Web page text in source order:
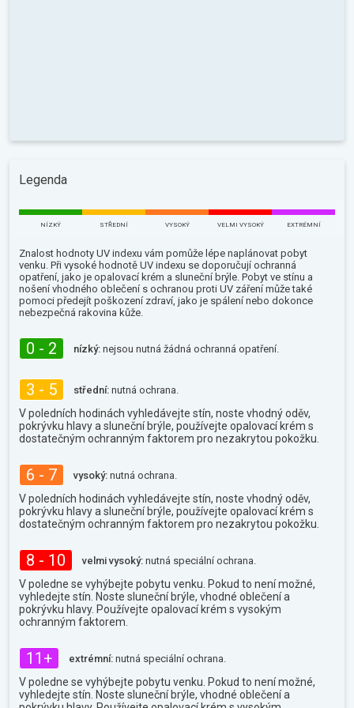
Legenda
NÍZKÝ STŘEDNÍ VYSOKÝ VELMI VYSOKÝ EXTRÉMNÍ
Znalost hodnoty UV indexu vám pomůže lépe naplánovat pobyt
venku. Při vysoké hodnotě UV indexu se doporučují ochranná
opatření, jako je opalovací krém a sluneční brýle. Pobyt ve stínu a
nošení vhodného oblečení s ochranou proti UV záření může také
pomoci předejít poškození zdraví, jako je spálení nebo dokonce
nebezpečná rakovina kůže.
0 - 2 nízký: nejsou nutná žádná ochranná opatření.
3 - 5 střední: nutná ochrana.
V poledních hodinách vyhledávejte stín, noste vhodný oděv,
pokrývku hlavy a sluneční brýle, používejte opalovací krém s
dostatečným ochranným faktorem pro nezakrytou pokožku.
6 - 7 vysoký: nutná ochrana.
V poledních hodinách vyhledávejte stín, noste vhodný oděv,
pokrývku hlavy a sluneční brýle, používejte opalovací krém s
dostatečným ochranným faktorem pro nezakrytou pokožku.
8 - 10 velmi vysoký: nutná speciální ochrana.
V poledne se vyhýbejte pobytu venku. Pokud to není možné,
vyhledejte stín. Noste sluneční brýle, vhodné oblečení a
pokrývku hlavy. Používejte opalovací krém s vysokým
ochranným faktorem.
11+ extrémní: nutná speciální ochrana.
V poledne se vyhýbejte pobytu venku. Pokud to není možné,
vyhledejte stín. Noste sluneční brýle, vhodné oblečení a